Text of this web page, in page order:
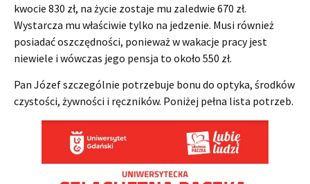
kwocie 830 zł, na życie zostaje mu zaledwie 670 zł.
Wystarcza mu właściwie tylko na jedzenie. Musi również
posiadać oszczędności, ponieważ w wakacje pracy jest
niewiele i wówczas jego pensja to około 550 zł.
Pan Józef szczególnie potrzebuje bonu do optyka, środków
czystości, żywności i ręczników. Poniżej pełna lista potrzeb.